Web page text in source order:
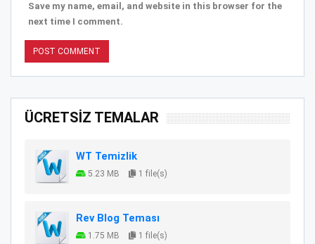
Save my name, email, and website in this browser for the
next time I comment.
ÜCRETSİZ TEMALAR
WT Temizlik
5.23 MB 1 file(s)
Rev Blog Teması
1.75 MB 1 file(s)